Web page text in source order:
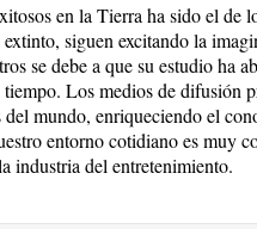
en la Tierra ha sido el de
siguen excitando la
se debe a que su estudio ha
Los medios de difusión
del mundo, enriqueciendo el
entorno cotidiano es muy
industria del entretenimiento.